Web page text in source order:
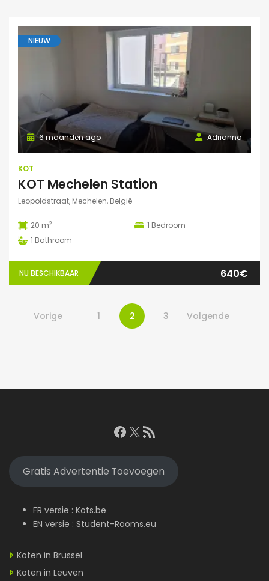
NIEUW
Adrianna
6 maanden ago
KOT
KOT Mechelen Station
Leopoldstraat, Mechelen, België
20 m2 1 Bedroom
1 Bathroom
NU BESCHIKBAAR 640€
Vorige 1 2 3 Volgende
Facebook
X RSS feed
Gratis Advertentie Toevoegen
FR versie : Kots.be
EN versie : Student-Rooms.eu
Koten in Brussel
Koten in Leuven